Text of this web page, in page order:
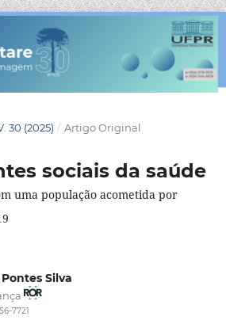
30 (2025) / Artigo Original
sociais da saúde
uma população acometida por
Silva
7721